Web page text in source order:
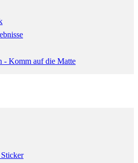
- Komm auf die Matte